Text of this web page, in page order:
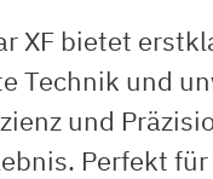
XF bietet
Technik und
und
Perfekt